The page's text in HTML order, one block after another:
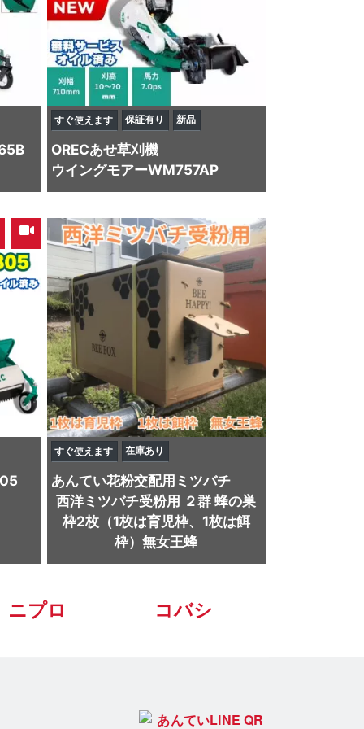
すぐ使えます 保証有り 新品
ORECあせ草刈機
ウイングモアーWM757AP
すぐ使えます 在庫あり
あんてい花粉交配用ミツバチ
西洋ミツバチ受粉用 ２群 蜂の巣
枠2枚（1枚は育児枠、1枚は餌
枠）無女王蜂
ニプロ コバシ